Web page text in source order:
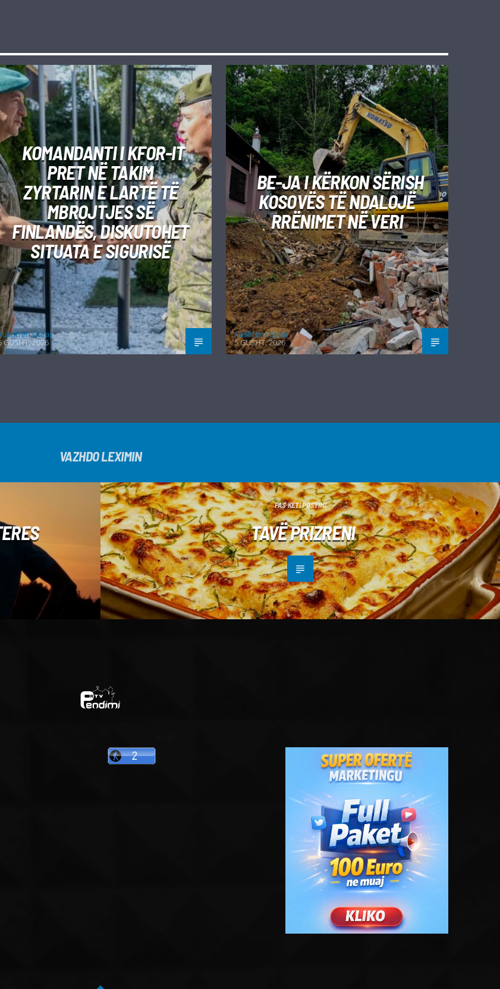
KOMANDANTI I KFOR-IT
PRET NË TAKIM
ZYRTARIN E LARTË TË
MBROJTJES SË
FINLANDËS, DISKUTOHET
SITUATA E SIGURISË
Guraj
GUSHT, 2026
BE-JA I KËRKON SËRISH
KOSOVËS TË NDALOJË
RRËNIMET NË VERI
Kushtrim Guraj
5 GUSHT, 2026
VAZHDO LEXIMIN
PAS KËTI POSTIMI
TAVË PRIZRENI